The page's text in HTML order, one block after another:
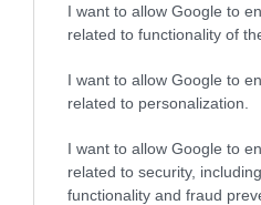
I want to allow Google to
related to functionality of
I want to allow Google to
related to personalization.
I want to allow Google to
related to security,
functionality and fraud
CSÓNAK CSATORNA
ÉTTEREM
GASZTRONÓMIA
2026. AUGUSZTUS 9.
Egy olasz séf szerint